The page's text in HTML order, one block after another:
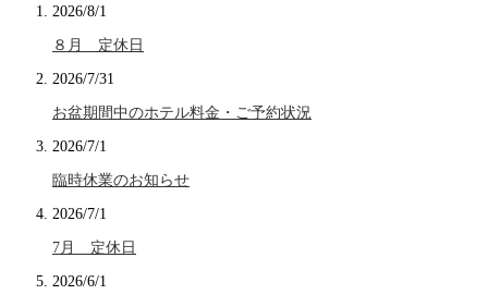
2026/8/1
８月 定休日
2026/7/31
お盆期間中のホテル料金・ご予約状況
2026/7/1
臨時休業のお知らせ
2026/7/1
7月 定休日
2026/6/1